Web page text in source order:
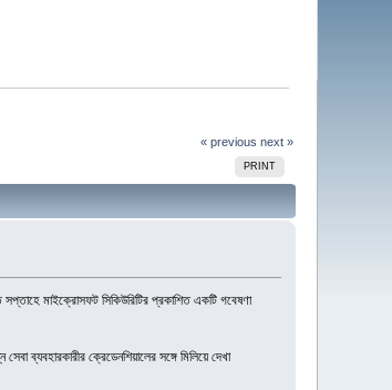
« previous next »
PRINT
সপ্তাহে মাইক্রোসফট সিকিউরিটির প্রকাশিত একটি গবেষণা
ব্যবহারকারীর ক্রেডেনশিয়ালের সঙ্গে মিলিয়ে দেখা